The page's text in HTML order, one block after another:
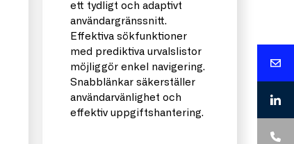
ett tydligt och adaptivt
användargränssnitt.
Effektiva sökfunktioner
med prediktiva urvalslistor
möjliggör enkel navigering.
Snabblänkar säkerställer
användarvänlighet och
effektiv uppgiftshantering.